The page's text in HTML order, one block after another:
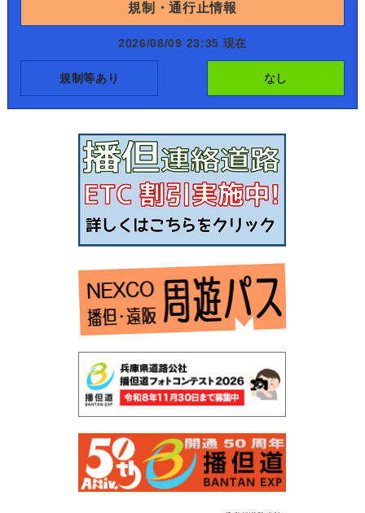
規制・通行止情報
2026/08/09 23:35 現在
規制等あり なし